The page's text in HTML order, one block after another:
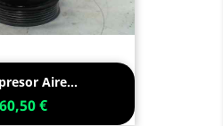
Aire...
60,50 €